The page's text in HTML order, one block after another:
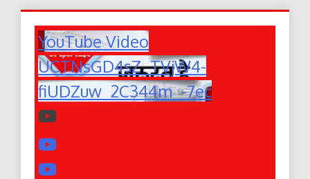
YouTube Video
UCTNsGD4sZ_TVjW4-
fiUDZuw_2C344m_-7ec